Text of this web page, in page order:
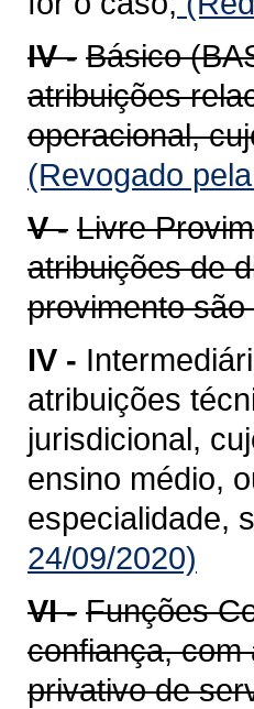
IV - Básico
atribuições
operacional,
(Revogado
V - Livre
atribuições de
provimento
IV -
atribuições
jurisdicional,
ensino médio,
especialidade,
24/09/2020)
VI - Funções
confiança, com
privativo de